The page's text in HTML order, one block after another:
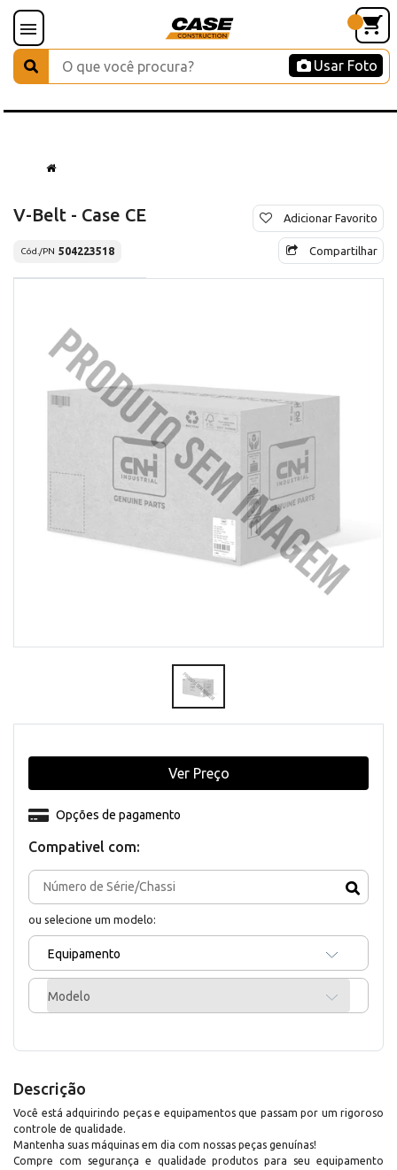
Usar Foto
V-Belt - Case CE
Cód./PN 504223518
Adicionar Favorito
Compartilhar
Compativel com:
ou selecione um modelo:
Equipamento
Modelo
Opções de pagamento
Ver Preço
Descrição
Você está adquirindo peças e equipamentos que passam por um rigoroso
controle de qualidade.
Mantenha suas máquinas em dia com nossas peças genuínas!
Compre com segurança e qualidade produtos para seu equipamento